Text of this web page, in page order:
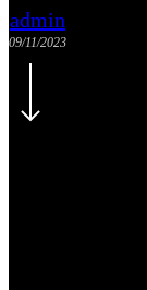
admin
09/11/2023